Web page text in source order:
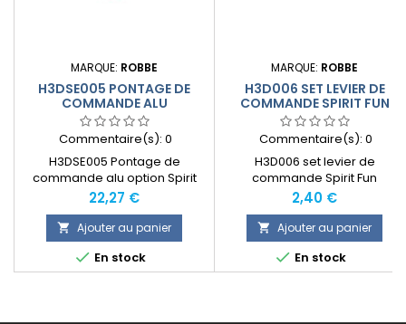
MARQUE: ROBBE
H3DSE005 PONTAGE DE
COMMANDE ALU
Commentaire(s): 0
H3DSE005 Pontage de
commande alu option Spirit
Fun
Prix
22,27 €
 Ajouter au panier
 En stock
MARQUE: ROBBE
H3D006 SET LEVIER DE
COMMANDE SPIRIT FUN
Commentaire(s): 0
H3D006 set levier de
commande Spirit Fun
Prix
2,40 €
 Ajouter au panier
 En stock